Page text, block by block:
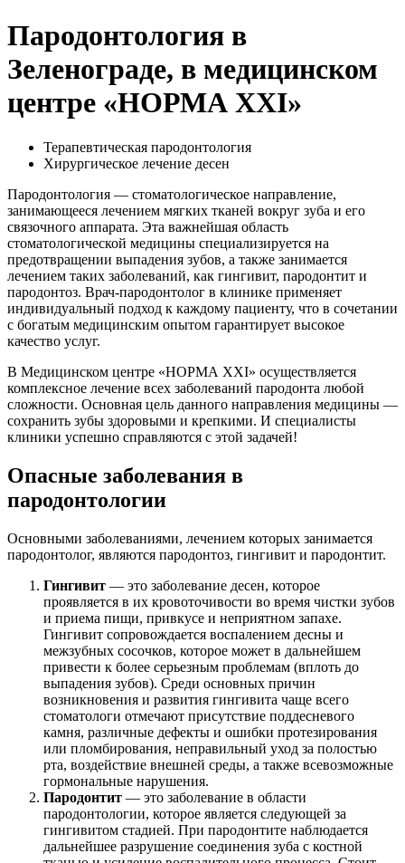
Пародонтология в
Зеленограде, в медицинском
центре «НОРМА ХХI»
Терапевтическая пародонтология
Хирургическое лечение десен
Пародонтология — стоматологическое направление,
занимающееся лечением мягких тканей вокруг зуба и его
связочного аппарата. Эта важнейшая область
стоматологической медицины специализируется на
предотвращении выпадения зубов, а также занимается
лечением таких заболеваний, как гингивит, пародонтит и
пародонтоз. Врач-пародонтолог в клинике применяет
индивидуальный подход к каждому пациенту, что в сочетании
с богатым медицинским опытом гарантирует высокое
качество услуг.
В Медицинском центре «НОРМА ХХI» осуществляется
комплексное лечение всех заболеваний пародонта любой
сложности. Основная цель данного направления медицины —
сохранить зубы здоровыми и крепкими. И специалисты
клиники успешно справляются с этой задачей!
Опасные заболевания в
пародонтологии
Основными заболеваниями, лечением которых занимается
пародонтолог, являются пародонтоз, гингивит и пародонтит.
Гингивит — это заболевание десен, которое
проявляется в их кровоточивости во время чистки зубов
и приема пищи, привкусе и неприятном запахе.
Гингивит сопровождается воспалением десны и
межзубных сосочков, которое может в дальнейшем
привести к более серьезным проблемам (вплоть до
выпадения зубов). Среди основных причин
возникновения и развития гингивита чаще всего
стоматологи отмечают присутствие поддесневого
камня, различные дефекты и ошибки протезирования
или пломбирования, неправильный уход за полостью
рта, воздействие внешней среды, а также всевозможные
гормональные нарушения.
Пародонтит — это заболевание в области
пародонтологии, которое является следующей за
гингивитом стадией. При пародонтите наблюдается
дальнейшее разрушение соединения зуба с костной